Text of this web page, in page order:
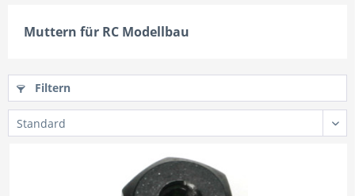
Muttern für RC Modellbau
Filtern